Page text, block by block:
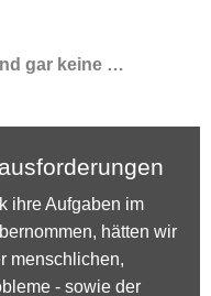
gar keine …
ihre Aufgaben im
hätten wir
menschlichen,
- sowie der